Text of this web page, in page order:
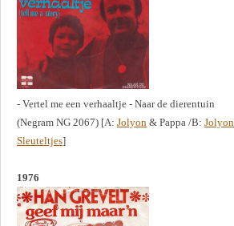
- Vertel me een verhaaltje - Naar de dierentuin
(Negram NG 2067) [A: Jolyon & Pappa /B: Jolyon
Sleuteltjes]
1976